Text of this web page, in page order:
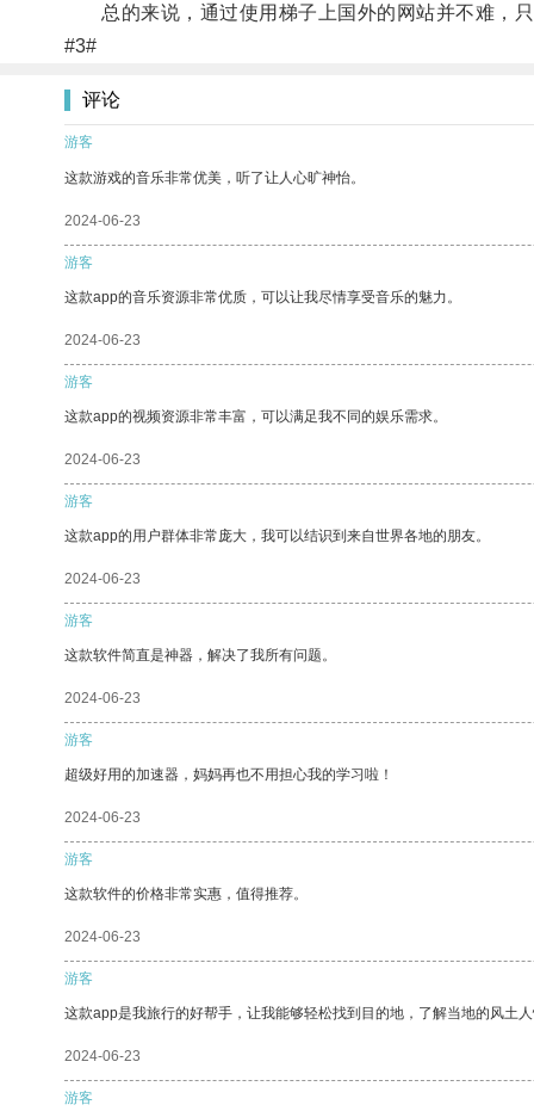
总的来说，通过使用梯子上国外的网站并不难，只
#3#
评论
游客
这款游戏的音乐非常优美，听了让人心旷神怡。
2024-06-23
游客
这款app的音乐资源非常优质，可以让我尽情享受音乐的魅力。
2024-06-23
游客
这款app的视频资源非常丰富，可以满足我不同的娱乐需求。
2024-06-23
游客
这款app的用户群体非常庞大，我可以结识到来自世界各地的朋友。
2024-06-23
游客
这款软件简直是神器，解决了我所有问题。
2024-06-23
游客
超级好用的加速器，妈妈再也不用担心我的学习啦！
2024-06-23
游客
这款软件的价格非常实惠，值得推荐。
2024-06-23
游客
这款app是我旅行的好帮手，让我能够轻松找到目的地，了解当地的风土
2024-06-23
游客